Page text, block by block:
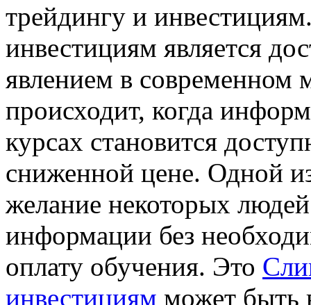
трeйдингу и
инвестициям является
явлением в
происходит, когда
курсах становится
сниженной цене. Одной
желание некоторых
информации без
оплату обучения. Это
инвестициям может быть